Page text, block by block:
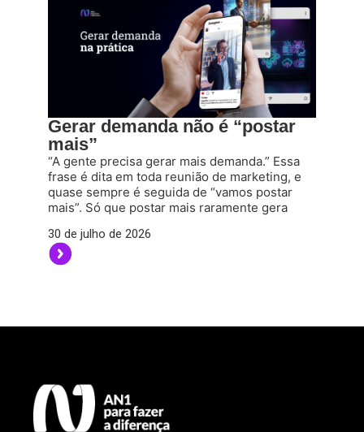
Gerar demanda não é “postar
mais”
“A gente precisa gerar mais demanda.” Essa
frase é dita em toda reunião de marketing, e
quase sempre é seguida de “vamos postar
mais”. Só que postar mais raramente gera
30 de julho de 2026